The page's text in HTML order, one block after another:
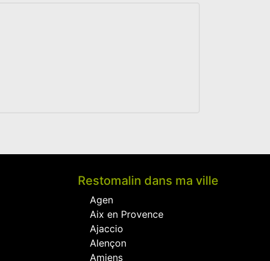
Restomalin dans ma ville
Agen
Aix en Provence
Ajaccio
Alençon
Amiens